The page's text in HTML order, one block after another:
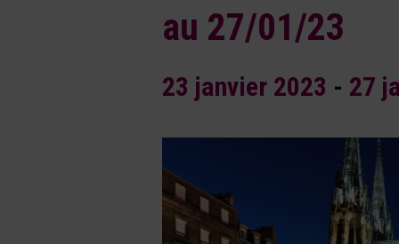
au 27/01/23
23 janvier 2023 - 27